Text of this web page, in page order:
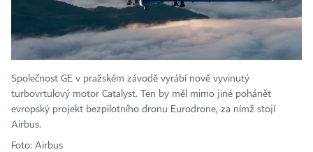
Společnost GE v pražském závodě vyrábí nově vyvinutý
turbovrtulový motor Catalyst. Ten by měl mimo jiné pohánět
evropský projekt bezpilotního dronu Eurodrone, za nímž stojí
Airbus.
Foto: Airbus